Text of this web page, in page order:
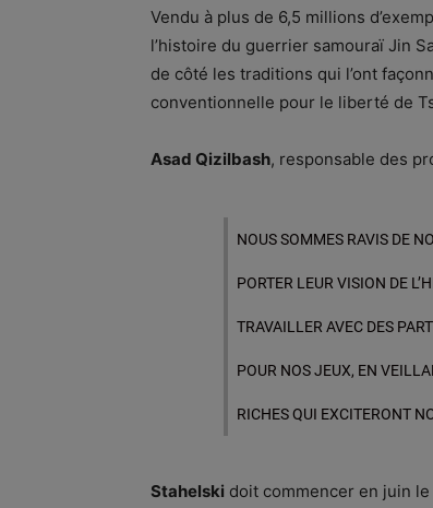
Vendu à plus de 6,5 millions
l’histoire du guerrier samouraï Jin
de côté les traditions qui l’ont
conventionnelle pour le liberté de
Asad Qizilbash, responsable des
NOUS SOMMES RAVIS DE
PORTER LEUR VISION DE
TRAVAILLER AVEC DES
POUR NOS JEUX, EN
RICHES QUI EXCITERONT
Stahelski doit commencer en juin